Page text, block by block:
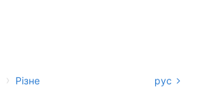
› Різне рус